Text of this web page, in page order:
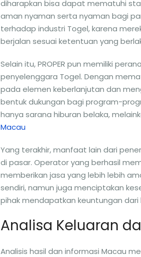
diharapkan bisa dapat mematuhi
aman nyaman serta nyaman bagi
terhadap industri Togel, karena
berjalan sesuai ketentuan yang
Selain itu, PROPER pun memiliki
penyelenggara Togel. Dengan
pada elemen keberlanjutan dan
bentuk dukungan bagi program-
hanya sarana hiburan belaka,
Macau
Yang terakhir, manfaat lain dari
di pasar. Operator yang berhasil
memberikan jasa yang lebih lebih
sendiri, namun juga menciptakan
pihak mendapatkan keuntungan dari
Analisa Keluaran
Analisis hasil dan informasi Macau